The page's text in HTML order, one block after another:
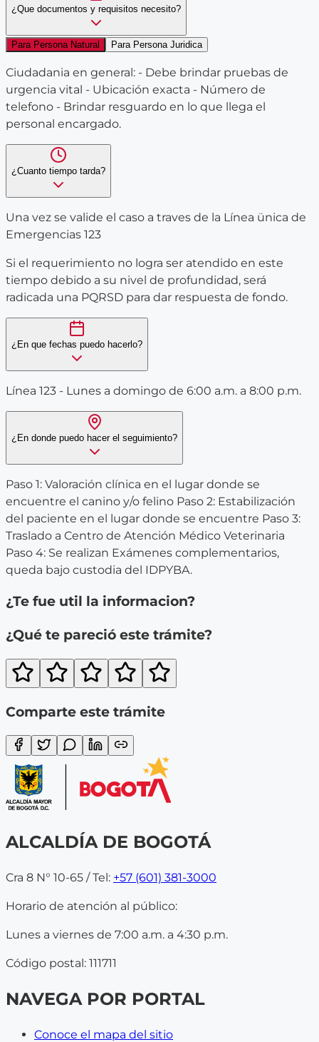
¿Que documentos y requisitos necesito?
Para Persona Natural Para Persona Juridica
Ciudadania en general: - Debe brindar pruebas de
urgencia vital - Ubicación exacta - Número de
telefono - Brindar resguardo en lo que llega el
personal encargado.
¿Cuanto tiempo tarda?
Una vez se valide el caso a traves de la Línea ünica de
Emergencias 123
Si el requerimiento no logra ser atendido en este
tiempo debido a su nivel de profundidad, será
radicada una PQRSD para dar respuesta de fondo.
¿En que fechas puedo hacerlo?
Línea 123 - Lunes a domingo de 6:00 a.m. a 8:00 p.m.
¿En donde puedo hacer el seguimiento?
Paso 1: Valoración clínica en el lugar donde se
encuentre el canino y/o felino Paso 2: Estabilización
del paciente en el lugar donde se encuentre Paso 3:
Traslado a Centro de Atención Médico Veterinaria
Paso 4: Se realizan Exámenes complementarios,
queda bajo custodia del IDPYBA.
¿Te fue util la informacion?
¿Qué te pareció este trámite?
Comparte este trámite
ALCALDÍA DE BOGOTÁ
Cra 8 N° 10-65 / Tel: +57 (601) 381-3000
Horario de atención al público:
Lunes a viernes de 7:00 a.m. a 4:30 p.m.
Código postal: 111711
NAVEGA POR PORTAL
Conoce el mapa del sitio